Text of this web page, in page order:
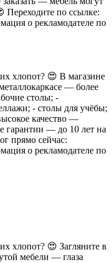
Переходите по ссылке:
о рекламодателе по
хлопот? 😍 В магазине
— более
столы; -
- столы для учёбы;
качество —
гарантии — до 10 лет на
прямо сейчас:
о рекламодателе по
хлопот? 😍 Загляните в
мебели — глаза